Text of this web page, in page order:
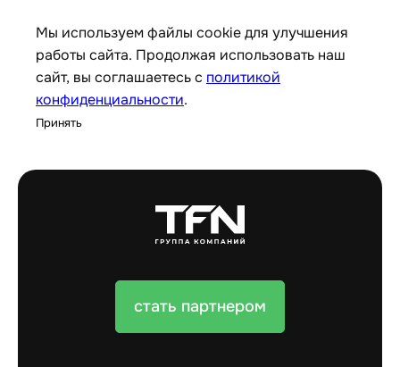
Мы используем файлы cookie для улучшения
работы сайта. Продолжая использовать наш
сайт, вы соглашаетесь с политикой
конфиденциальности.
Принять
стать партнером